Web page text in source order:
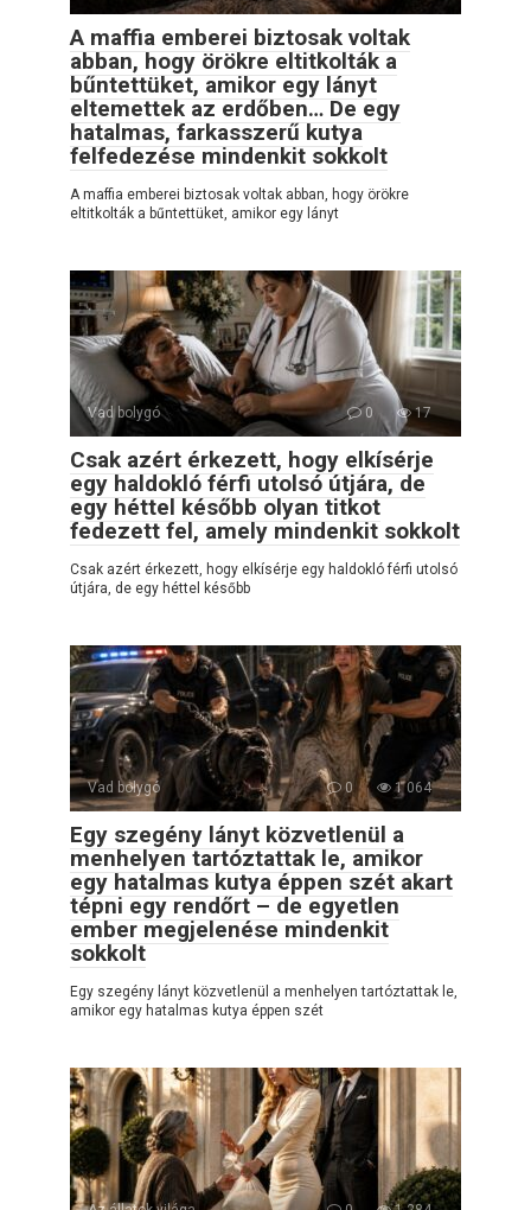
A maffia emberei biztosak voltak
abban, hogy örökre eltitkolták a
bűntettüket, amikor egy lányt
eltemettek az erdőben… De egy
hatalmas, farkasszerű kutya
felfedezése mindenkit sokkolt
A maffia emberei biztosak voltak abban, hogy örökre
eltitkolták a bűntettüket, amikor egy lányt
Vad bolygó 0 17
Csak azért érkezett, hogy elkísérje
egy haldokló férfi utolsó útjára, de
egy héttel később olyan titkot
fedezett fel, amely mindenkit sokkolt
Csak azért érkezett, hogy elkísérje egy haldokló férfi utolsó
útjára, de egy héttel később
Vad bolygó 0 1 064
Egy szegény lányt közvetlenül a
menhelyen tartóztattak le, amikor
egy hatalmas kutya éppen szét akart
tépni egy rendőrt – de egyetlen
ember megjelenése mindenkit
sokkolt
Egy szegény lányt közvetlenül a menhelyen tartóztattak le,
amikor egy hatalmas kutya éppen szét